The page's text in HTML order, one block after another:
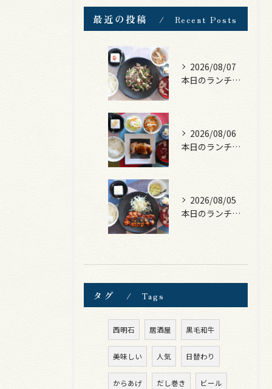
最近の投稿 Recent Posts
2026/08/07
本日のランチは、黒毛和牛のチャプチェ！
2026/08/06
本日のランチは、照焼きチキン！
2026/08/05
本日のランチは、ロース豚カツ梅はさみ！
タグ Tags
西明石 居酒屋 黒毛和牛
美味しい 人気 日替わり
からあげ だし巻き ビール